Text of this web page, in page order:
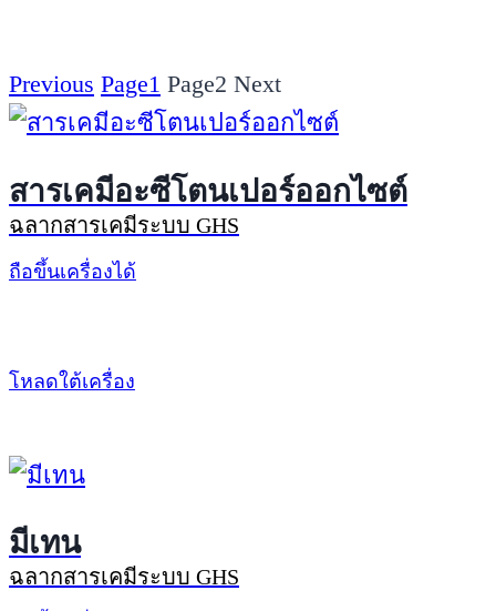
Previous Page1 Page2 Next
สารเคมีอะซีโตนเปอร์ออกไซต์
ฉลากสารเคมีระบบ GHS
ถือขึ้นเครื่องได้
โหลดใต้เครื่อง
มีเทน
ฉลากสารเคมีระบบ GHS